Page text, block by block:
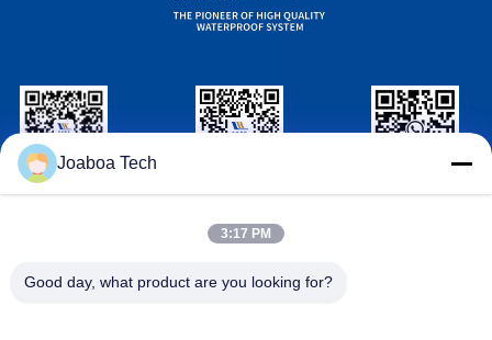
wechat NHẬN
Liên hệ với chúng tôi
Joaboa Tech
3:17 PM
Good day, what product are you looking for?